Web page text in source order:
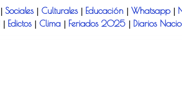
Sociales Culturales Educación Whatsapp
Edictos Clima Feriados 2025 Diarios